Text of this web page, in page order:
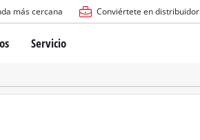
más cercana Conviértete en distribuidor
a batería
manuales
Servicio